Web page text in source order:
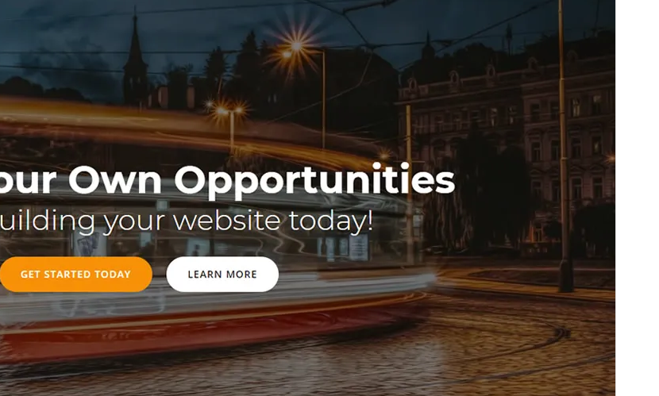
1.0.64
Last updated
เดือน วัน, ปี
Active installations
PHP version